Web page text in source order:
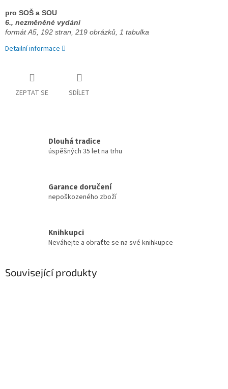
pro SOŠ a SOU
6., nezměněné vydání
formát A5, 192 stran, 219 obrázků, 1 tabulka
Detailní informace
ZEPTAT SE SDÍLET
Dlouhá tradice
úspěšných 35 let na trhu
Garance doručení
nepoškozeného zboží
Knihkupci
Neváhejte a obraťte se na své knihkupce
Související produkty